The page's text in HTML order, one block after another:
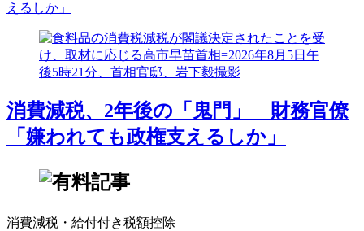
えるしか」
消費減税、2年後の「鬼門」 財務官僚
「嫌われても政権支えるしか」
消費減税・給付付き税額控除